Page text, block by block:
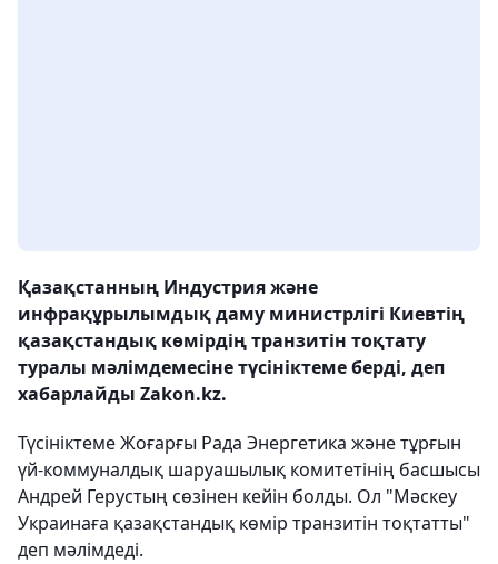
Қазақстанның Индустрия және
инфрақұрылымдық даму министрлігі Киевтің
қазақстандық көмірдің транзитін тоқтату
туралы мәлімдемесіне түсініктеме берді, деп
хабарлайды Zakon.kz.
Түсініктеме Жоғарғы Рада Энергетика және тұрғын
үй-коммуналдық шаруашылық комитетінің басшысы
Андрей Герустың сөзінен кейін болды. Ол "Мәскеу
Украинаға қазақстандық көмір транзитін тоқтатты"
деп мәлімдеді.